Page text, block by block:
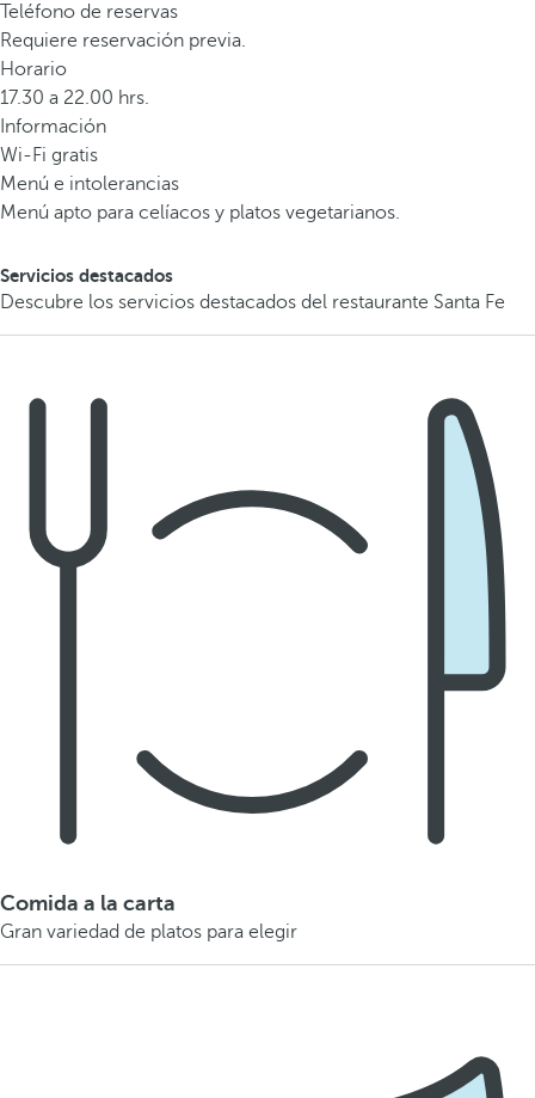
Teléfono de reservas
Requiere reservación previa.
Horario
17.30 a 22.00 hrs.
Información
Wi-Fi gratis
Menú e intolerancias
Menú apto para celíacos y platos vegetarianos.
Servicios destacados
Descubre los servicios destacados del restaurante Santa Fe
Comida a la carta
Gran variedad de platos para elegir